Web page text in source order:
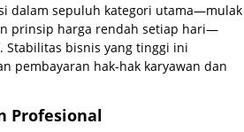
dalam sepuluh kategori utama—mulak
prinsip harga rendah setiap hari—
Stabilitas bisnis yang tinggi ini
pembayaran hak-hak karyawan dan
Profesional